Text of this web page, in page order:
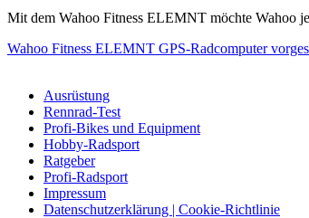
Mit dem Wahoo Fitness ELEMNT möchte Wahoo
Wahoo Fitness ELEMNT GPS-Radcomputer
Ausrüstung
Rennrad-Test
Profi-Bikes und Equipment
Hobby-Radsport
Ratgeber
Profi-Radsport
Impressum
Datenschutzerklärung | Cookie-Richtlinie